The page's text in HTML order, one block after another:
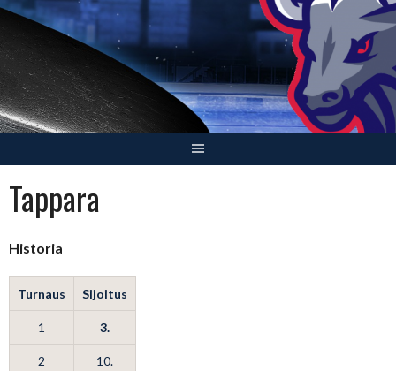
Skip
content
Tappara
Historia
Turnaus Sijoitus
1 3.
2 10.